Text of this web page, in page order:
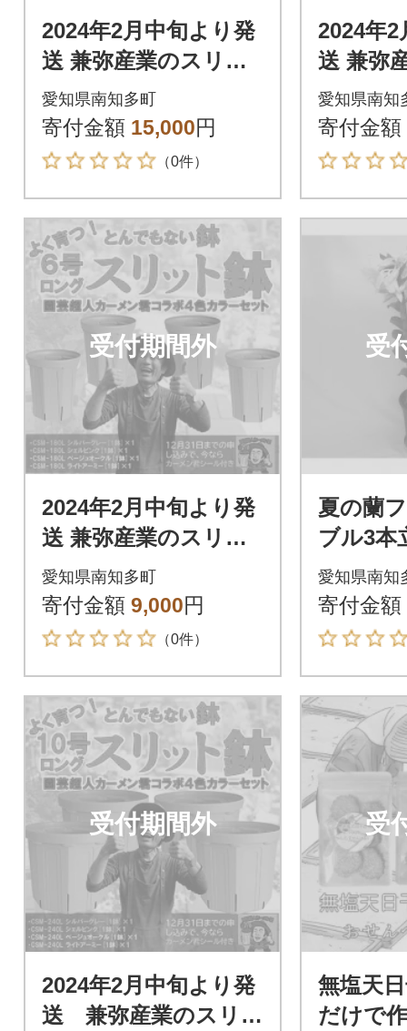
2024年2月中旬より発
送 兼弥産業のスリッ
ト鉢 CSM-240L カー
メン君オリジナルカ
ラー 4色
愛知県南知多町
寄付金額 15,000円
（0件）
2024年2
送 兼弥
ト鉢
メン君
ラー 4色
愛知県南知
寄付金額
受付期間外
2024年2月中旬より発
送 兼弥産業のスリッ
ト鉢 CSM-180L カー
メン君オリジナルカ
ラー 4色
愛知県南知多町
寄付金額 9,000円
（0件）
受
夏の蘭
ブル3本
鉢)
愛知県南知
寄付金額
受付期間外
2024年2月中旬より発
送 兼弥産業のスリッ
受
無塩天
だけで